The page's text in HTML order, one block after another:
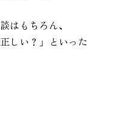
はもちろん、
しい？」といった